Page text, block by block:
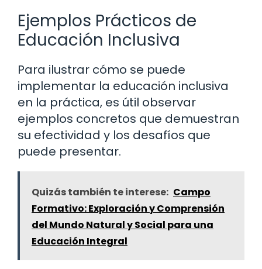
Ejemplos Prácticos de
Educación Inclusiva
Para ilustrar cómo se puede
implementar la educación inclusiva
en la práctica, es útil observar
ejemplos concretos que demuestran
su efectividad y los desafíos que
puede presentar.
Quizás también te interese: Campo
Formativo: Exploración y Comprensión
del Mundo Natural y Social para una
Educación Integral